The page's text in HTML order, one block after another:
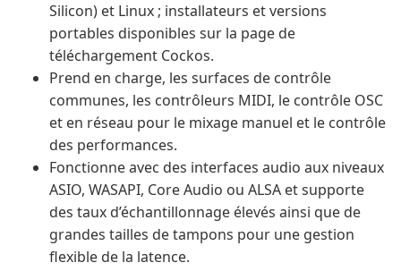
Silicon) et Linux ; installateurs et versions
portables disponibles sur la page de
téléchargement Cockos.
Prend en charge, les surfaces de contrôle
communes, les contrôleurs MIDI, le contrôle OSC
et en réseau pour le mixage manuel et le contrôle
des performances.
Fonctionne avec des interfaces audio aux niveaux
ASIO, WASAPI, Core Audio ou ALSA et supporte
des taux d’échantillonnage élevés ainsi que de
grandes tailles de tampons pour une gestion
flexible de la latence.